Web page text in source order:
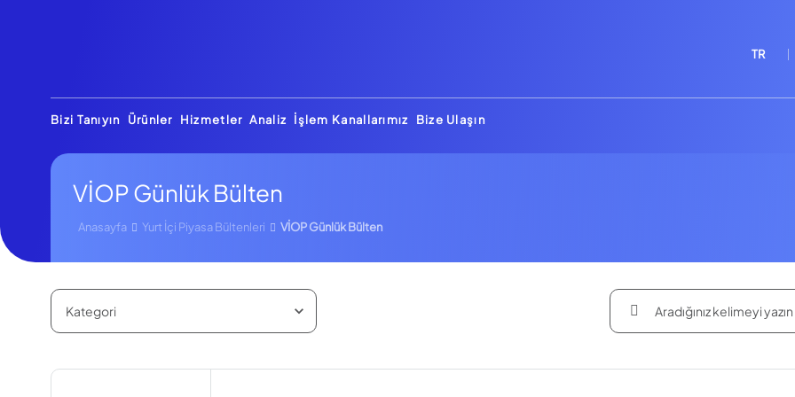
TR
Bizi Tanıyın Ürünler Hizmetler Analiz İşlem Kanallarımız Bize Ulaşın
VİOP Günlük Bülten
Anasayfa Yurt İçi Piyasa Bültenleri VİOP Günlük Bülten